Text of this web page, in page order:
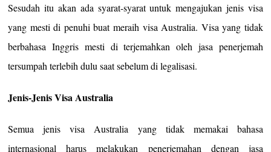
Sesudah itu akan ada syarat-syarat untuk mengajukan jenis visa
yang mesti di penuhi buat meraih visa Australia. Visa yang tidak
berbahasa Inggris mesti di terjemahkan oleh jasa penerjemah
tersumpah terlebih dulu saat sebelum di legalisasi.
Jenis-Jenis Visa Australia
Semua jenis visa Australia yang tidak memakai bahasa
internasional harus melakukan penerjemahan dengan jasa